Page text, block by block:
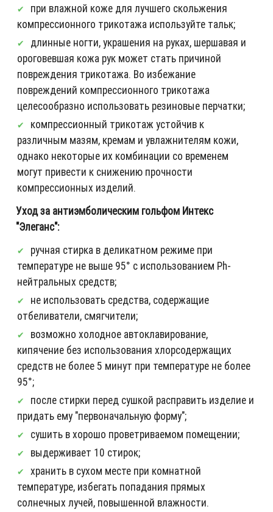
при влажной коже для лучшего скольжения
компрессионного трикотажа используйте тальк;
длинные ногти, украшения на руках, шершавая и
ороговевшая кожа рук может стать причиной
повреждения трикотажа. Во избежание
повреждений компрессионного трикотажа
целесообразно использовать резиновые перчатки;
компрессионный трикотаж устойчив к
различным мазям, кремам и увлажнителям кожи,
однако некоторые их комбинации со временем
могут привести к снижению прочности
компрессионных изделий.
Уход за антиэмболическим гольфом Интекс
"Элеганс":
ручная стирка в деликатном режиме при
температуре не выше 95° с использованием Ph-
нейтральных средств;
не использовать средства, содержащие
отбеливатели, смягчители;
возможно холодное автоклавирование,
кипячение без использования хлорсодержащих
средств не более 5 минут при температуре не более
95°;
после стирки перед сушкой расправить изделие и
придать ему "первоначальную форму";
сушить в хорошо проветриваемом помещении;
выдерживает 10 стирок;
хранить в сухом месте при комнатной
температуре, избегать попадания прямых
солнечных лучей, повышенной влажности.